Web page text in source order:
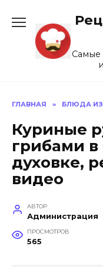
содержанию
Самые
ГЛАВНАЯ » БЛЮДА
Куриные
грибами в
духовке,
видео
АВТОР
Администрация
ПРОСМОТРОВ
565